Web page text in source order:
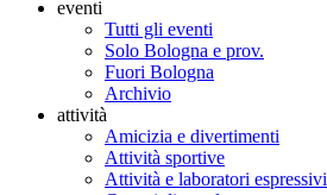
eventi
Tutti gli eventi
Solo Bologna e prov.
Fuori Bologna
Archivio
attività
Amicizia e divertimenti
Attività sportive
Attività e laboratori espressivi